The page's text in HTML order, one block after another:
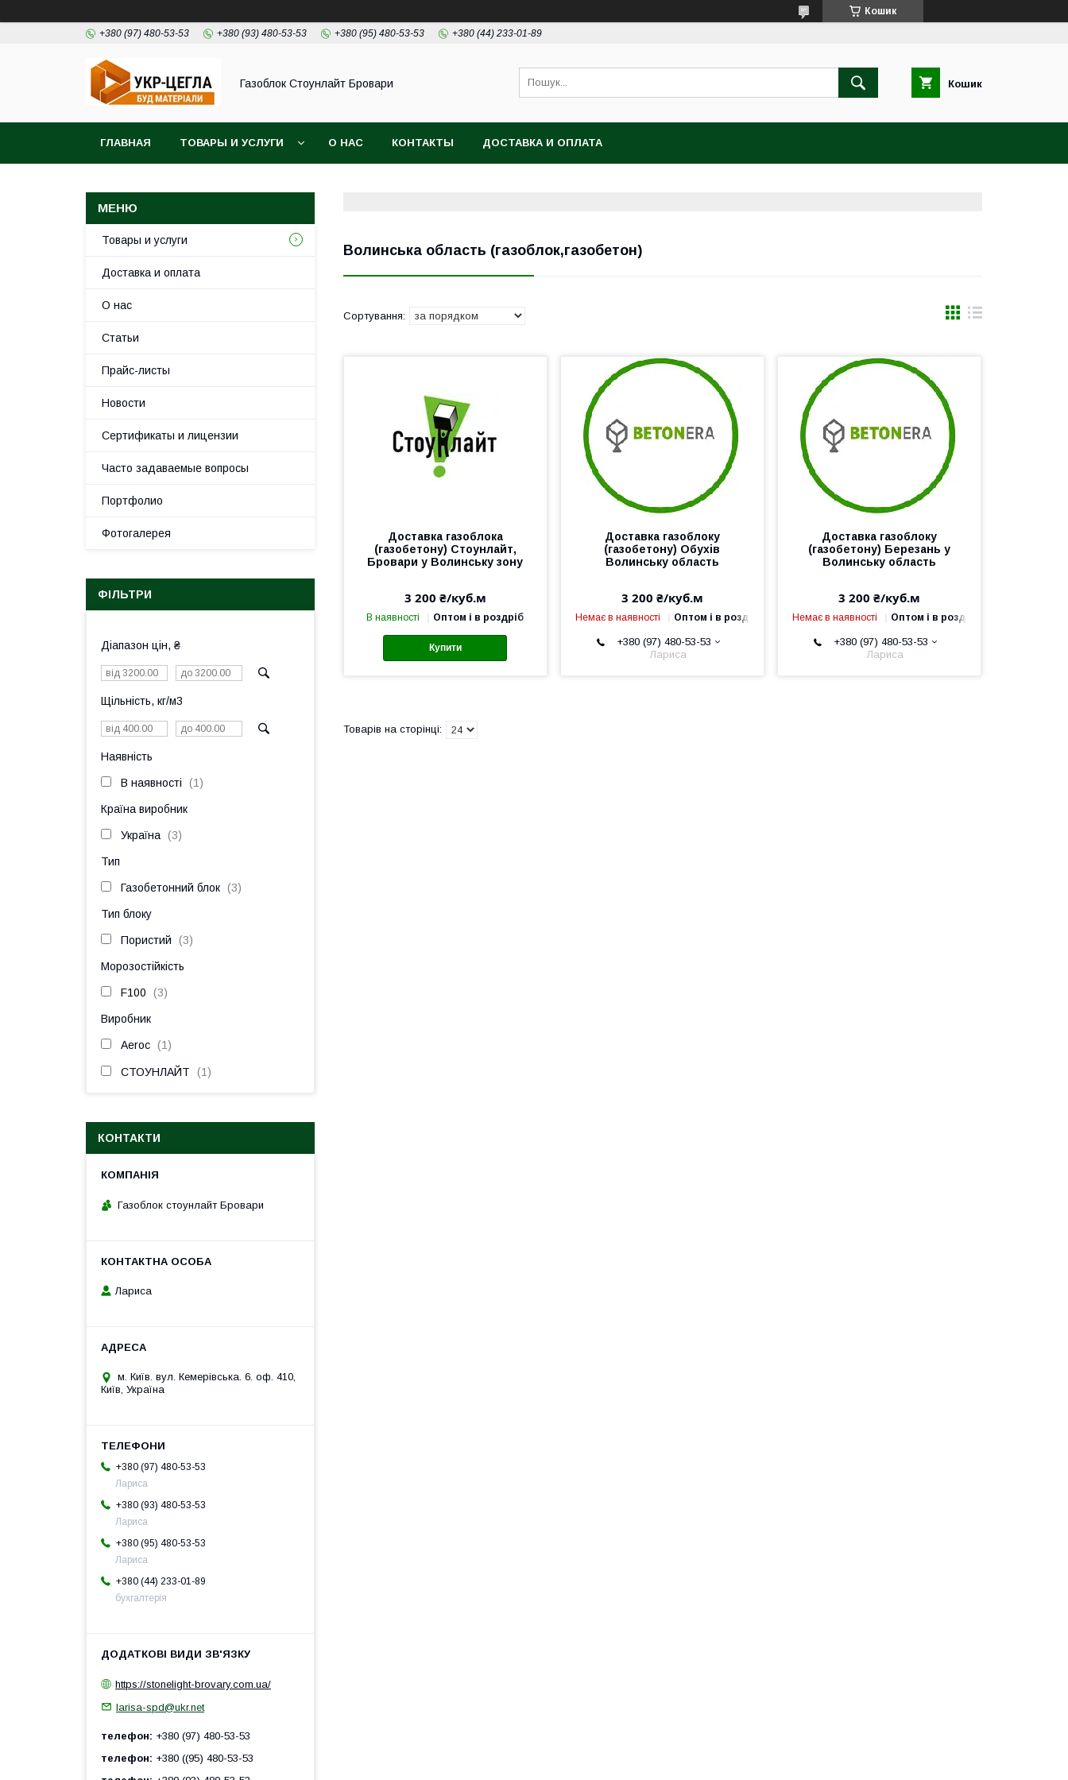
Кошик
+380 (97) 480-53-53 +380 (93) 480-53-53 +380 (95) 480-53-53 +380 (44) 233-01-89
Газоблок Стоунлайт Бровари Кошик
ГЛАВНАЯ ТОВАРЫ И УСЛУГИ О НАС КОНТАКТЫ ДОСТАВКА И ОПЛАТА
Волинська область (газоблок,газобетон)
Доставка газоблока
(газобетону) Стоунлайт,
Бровари у Волинську зону
3 200 ₴/куб.м
В наявності Оптом і в роздріб
Купити
Доставка газоблоку
(газобетону) Обухів
Волинську область
3 200 ₴/куб.м
Немає в наявності Оптом і в роздріб
+380 (97) 480-53-53
Лариса
Доставка газоблоку
(газобетону) Березань у
Волинську область
3 200 ₴/куб.м
Немає в наявності Оптом і в роздріб
+380 (97) 480-53-53
Лариса
Товары и услуги
Доставка и оплата
О нас
Статьи
Прайс-листы
Новости
Сертификаты и лицензии
Часто задаваемые вопросы
Портфолио
Фотогалерея
ФІЛЬТРИ
Діапазон цін, ₴
Щільність, кг/м3
Наявність
В наявності 1
Країна виробник
Україна 3
Тип
Газобетонний блок 3
Тип блоку
Пористий 3
Морозостійкість
F100 3
Виробник
Aeroc 1
СТОУНЛАЙТ 1
КОНТАКТИ
Газоблок стоунлайт Бровари
Лариса
м. Київ. вул. Кемерівська. 6. оф. 410,
Київ, Україна
+380 (97) 480-53-53
Лариса
+380 (93) 480-53-53
Лариса
+380 (95) 480-53-53
Лариса
+380 (44) 233-01-89
бухгалтерія
https://stonelight-brovary.com.ua/
larisa-spd@ukr.net
телефон
+380 (97) 480-53-53
телефон
+380 ((95) 480-53-53